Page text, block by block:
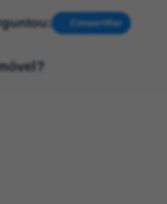
Compartilhar